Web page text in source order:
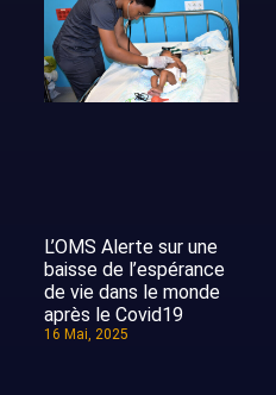
L’OMS Alerte sur une
baisse de l’espérance
de vie dans le monde
après le Covid19
16 Mai, 2025